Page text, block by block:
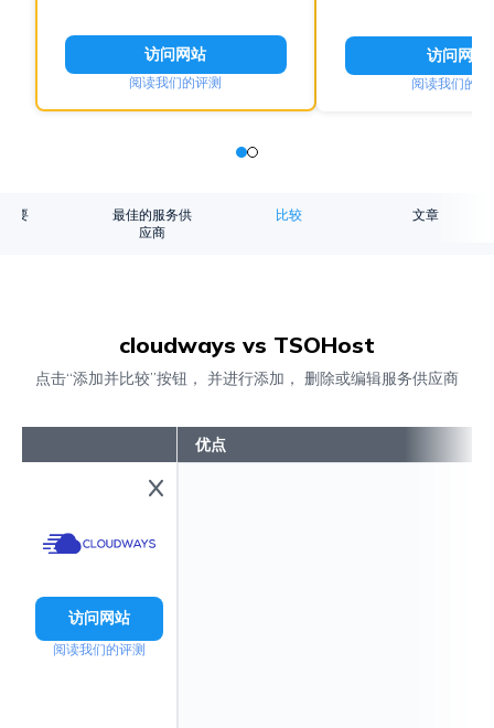
访问网站
阅读我们的评测
访问网站
阅读我们的评
概要
最佳的服务供
应商
比较 文章
cloudways vs TSOHost
点击“添加并比较”按钮， 并进行添加， 删除或编辑服务供应商
访问网站
阅读我们的评测
优点